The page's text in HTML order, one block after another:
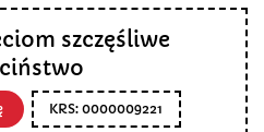
szczęśliwe
KRS: 0000009221